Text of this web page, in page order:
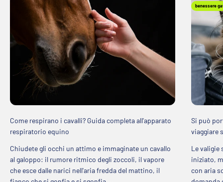
Come respirano i cavalli? Guida completa all'apparato
respiratorio equino
Chiudete gli occhi un attimo e immaginate un cavallo
al galoppo: il rumore ritmico degli zoccoli, il vapore
che esce dalle narici nell'aria fredda del mattino, il
benessere
Si può
viaggiare
Le valigie
iniziato,
con aria